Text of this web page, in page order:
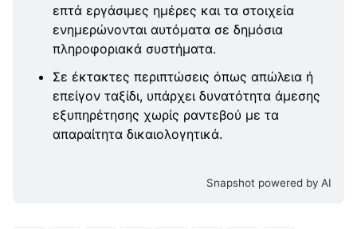
επτά εργάσιμες ημέρες και τα στοιχεία
ενημερώνονται αυτόματα σε δημόσια
πληροφοριακά συστήματα.
Σε έκτακτες περιπτώσεις όπως απώλεια ή
επείγον ταξίδι, υπάρχει δυνατότητα άμεσης
εξυπηρέτησης χωρίς ραντεβού με τα
απαραίτητα δικαιολογητικά.
Snapshot powered by AI